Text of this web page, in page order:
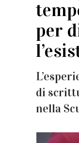
per
di
nella